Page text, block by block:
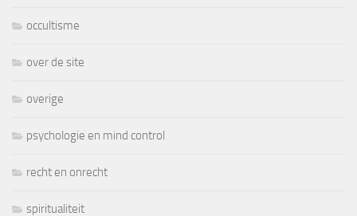
occultisme
over de site
overige
psychologie en mind control
recht en onrecht
spiritualiteit